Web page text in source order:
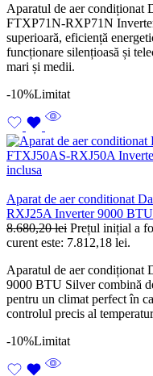
Aparatul de aer condiționat
FTXP71N-RXP71N
superioară, eficiență
funcționare silențioasă și
mari și medii.
-10%Limitat
Aparat de aer conditionat
RXJ25A Inverter 9000
8.680,20lei Prețul inițial a
curent este: 7.812,18 lei.
Aparatul de aer condiționat
9000 BTU Silver combină
pentru un climat perfect în
controlul precis al
-10%Limitat